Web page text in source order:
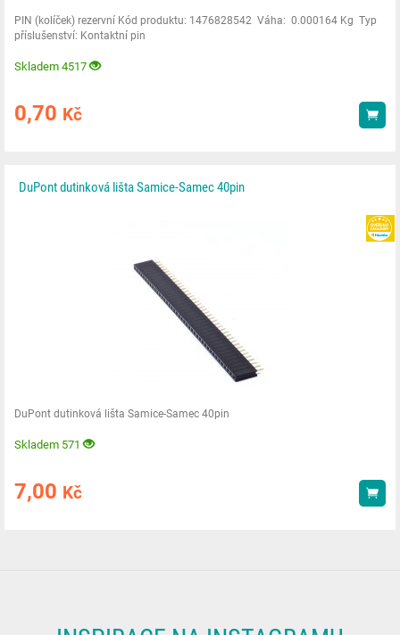
PIN (kolíček) rezervní Kód produktu: 1476828542 Váha: 0.000164 Kg Typ
příslušenství: Kontaktní pin
Skladem 4517
0,70 Kč
DuPont dutinková lišta Samice-Samec 40pin
DuPont dutinková lišta Samice-Samec 40pin
Skladem 571
7,00 Kč